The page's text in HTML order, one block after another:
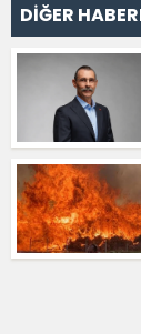
DİĞER